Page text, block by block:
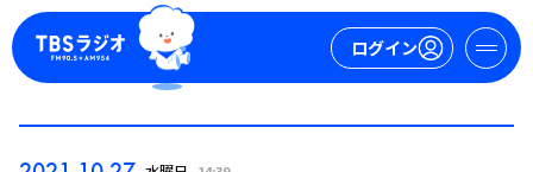
ログイン